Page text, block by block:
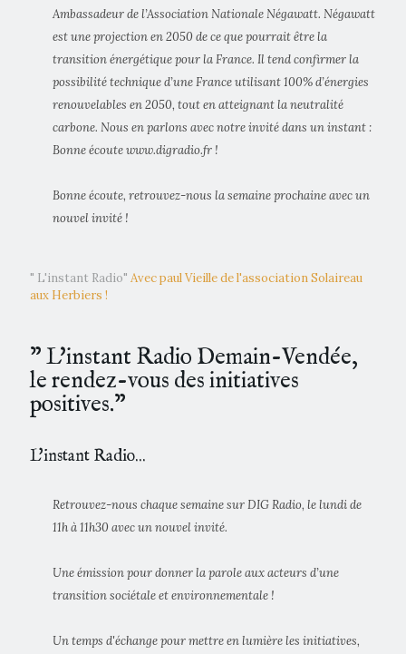
Ambassadeur de l’Association Nationale Négawatt. Négawatt
est une projection en 2050 de ce que pourrait être la
transition énergétique pour la France. Il tend confirmer la
possibilité technique d’une France utilisant 100% d’énergies
renouvelables en 2050, tout en atteignant la neutralité
carbone. Nous en parlons avec notre invité dans un instant :
Bonne écoute www.digradio.fr !
Bonne écoute, retrouvez-nous la semaine prochaine avec un
nouvel invité !
" L'instant Radio" Avec paul Vieille de l'association Solaireau
aux Herbiers !
” L'instant Radio Demain-Vendée,
le rendez-vous des initiatives
positives.”
L'instant Radio...
Retrouvez-nous chaque semaine sur DIG Radio, le lundi de
11h à 11h30 avec un nouvel invité.
Une émission pour donner la parole aux acteurs d’une
transition sociétale et environnementale !
Un temps d'échange pour mettre en lumière les initiatives,